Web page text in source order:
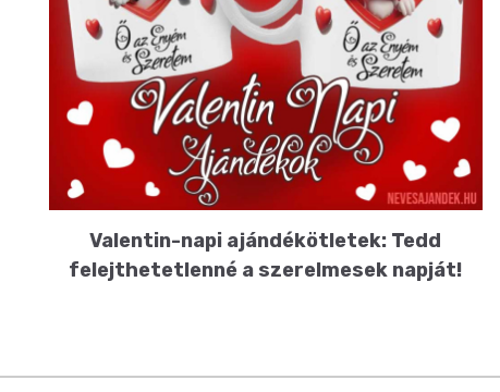
Ajándék Ötletek Férfiaknak
Ajándék Nőknek
Ajándék Gyerekeknek
Családtagoknak
Barátnak/Barátnőnek
Party kellékek
Valentin-napi ajándékötletek: Tedd
felejthetetlenné a szerelmesek napját!